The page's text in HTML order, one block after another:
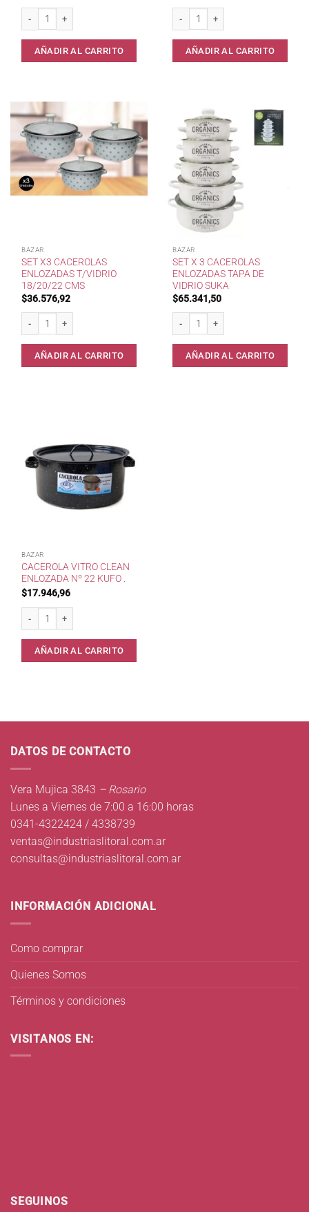
Cacerola Guadix 18cm c/Mango Tapa Vidrio. cantidad
AÑADIR AL CARRITO
Cacerola Vitro Clean Enlozada Nº
AÑADIR AL CARRITO
BAZAR
SET X3 CACEROLAS
ENLOZADAS T/VIDRIO
18/20/22 CMS
$36.576,92
Set x3 Cacerolas Enlozadas t/Vidrio 18/20/22 cms cantidad
AÑADIR AL CARRITO
BAZAR
SET X 3 CACEROLAS
ENLOZADAS TAPA DE
VIDRIO SUKA
$65.341,50
Set x 3 Cacerolas Enlozadas Tapa
AÑADIR AL CARRITO
BAZAR
CACEROLA VITRO CLEAN
ENLOZADA Nº 22 KUFO .
$17.946,96
AÑADIR AL CARRITO
DATOS DE CONTACTO
Vera Mujica 3843 – Rosario
Lunes a Viernes de 7:00 a 16:00 horas
0341-4322424 / 4338739
ventas@industriaslitoral.com.ar
consultas@industriaslitoral.com.ar
INFORMACIÓN ADICIONAL
Como comprar
Quienes Somos
Términos y condiciones
VISITANOS EN:
SEGUINOS